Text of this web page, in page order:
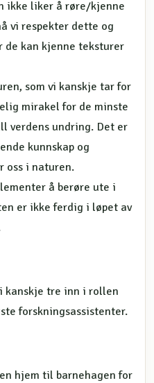
ikke liker å røre/kjenne
vi respekter dette og
kan kjenne teksturer
som vi kanskje tar for
mirakel for de minste
verdens undring. Det er
kunnskap og
oss i naturen.
å berøre ute i
er ikke ferdig i løpet av
kanskje tre inn i rollen
forskningsassistenter.
hjem til barnehagen for